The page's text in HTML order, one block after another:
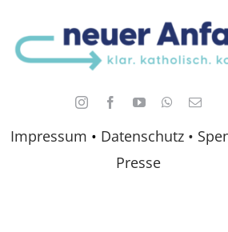
Impressum • Datenschutz •
Presse